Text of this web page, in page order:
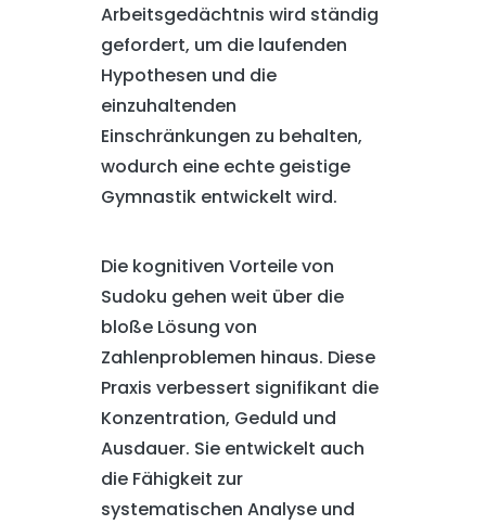
Arbeitsgedächtnis wird ständig
gefordert, um die laufenden
Hypothesen und die
einzuhaltenden
Einschränkungen zu behalten,
wodurch eine echte geistige
Gymnastik entwickelt wird.
Die kognitiven Vorteile von
Sudoku gehen weit über die
bloße Lösung von
Zahlenproblemen hinaus. Diese
Praxis verbessert signifikant die
Konzentration, Geduld und
Ausdauer. Sie entwickelt auch
die Fähigkeit zur
systematischen Analyse und